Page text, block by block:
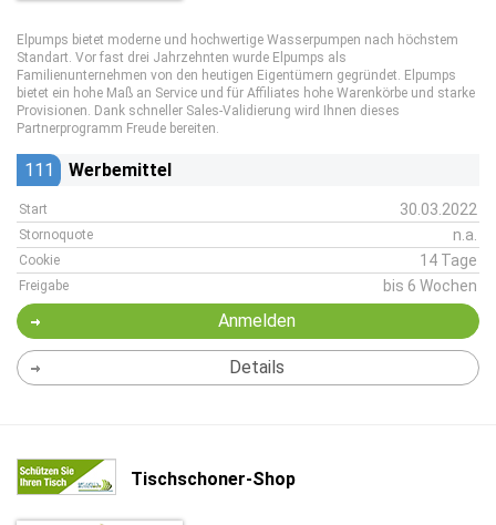
Elpumps bietet moderne und hochwertige Wasserpumpen nach höchstem
Standart. Vor fast drei Jahrzehnten wurde Elpumps als
Familienunternehmen von den heutigen Eigentümern gegründet. Elpumps
bietet ein hohe Maß an Service und für Affiliates hohe Warenkörbe und starke
Provisionen. Dank schneller Sales-Validierung wird Ihnen dieses
Partnerprogramm Freude bereiten.
111 Werbemittel
Start 30.03.2022
Stornoquote n.a.
Cookie 14 Tage
Freigabe bis 6 Wochen
Anmelden
Details
Tischschoner-Shop